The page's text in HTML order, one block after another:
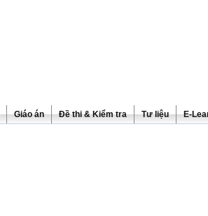
Giáo án Đề thi & Kiểm tra Tư liệu E-